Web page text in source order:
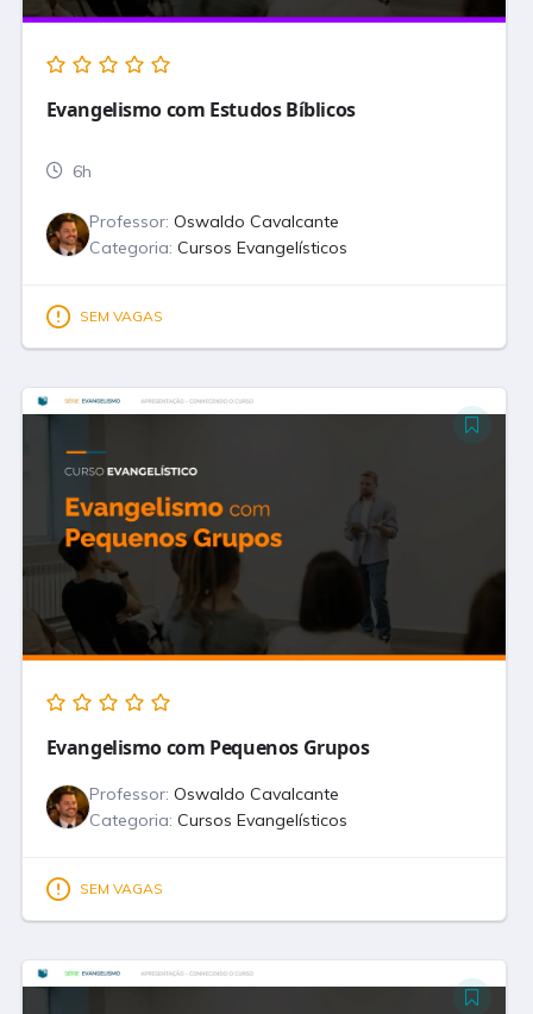
Evangelismo com Estudos Bíblicos
6h
Professor: Oswaldo Cavalcante
Categoria: Cursos Evangelísticos
Evangelismo com Pequenos Grupos
Professor: Oswaldo Cavalcante
Categoria: Cursos Evangelísticos